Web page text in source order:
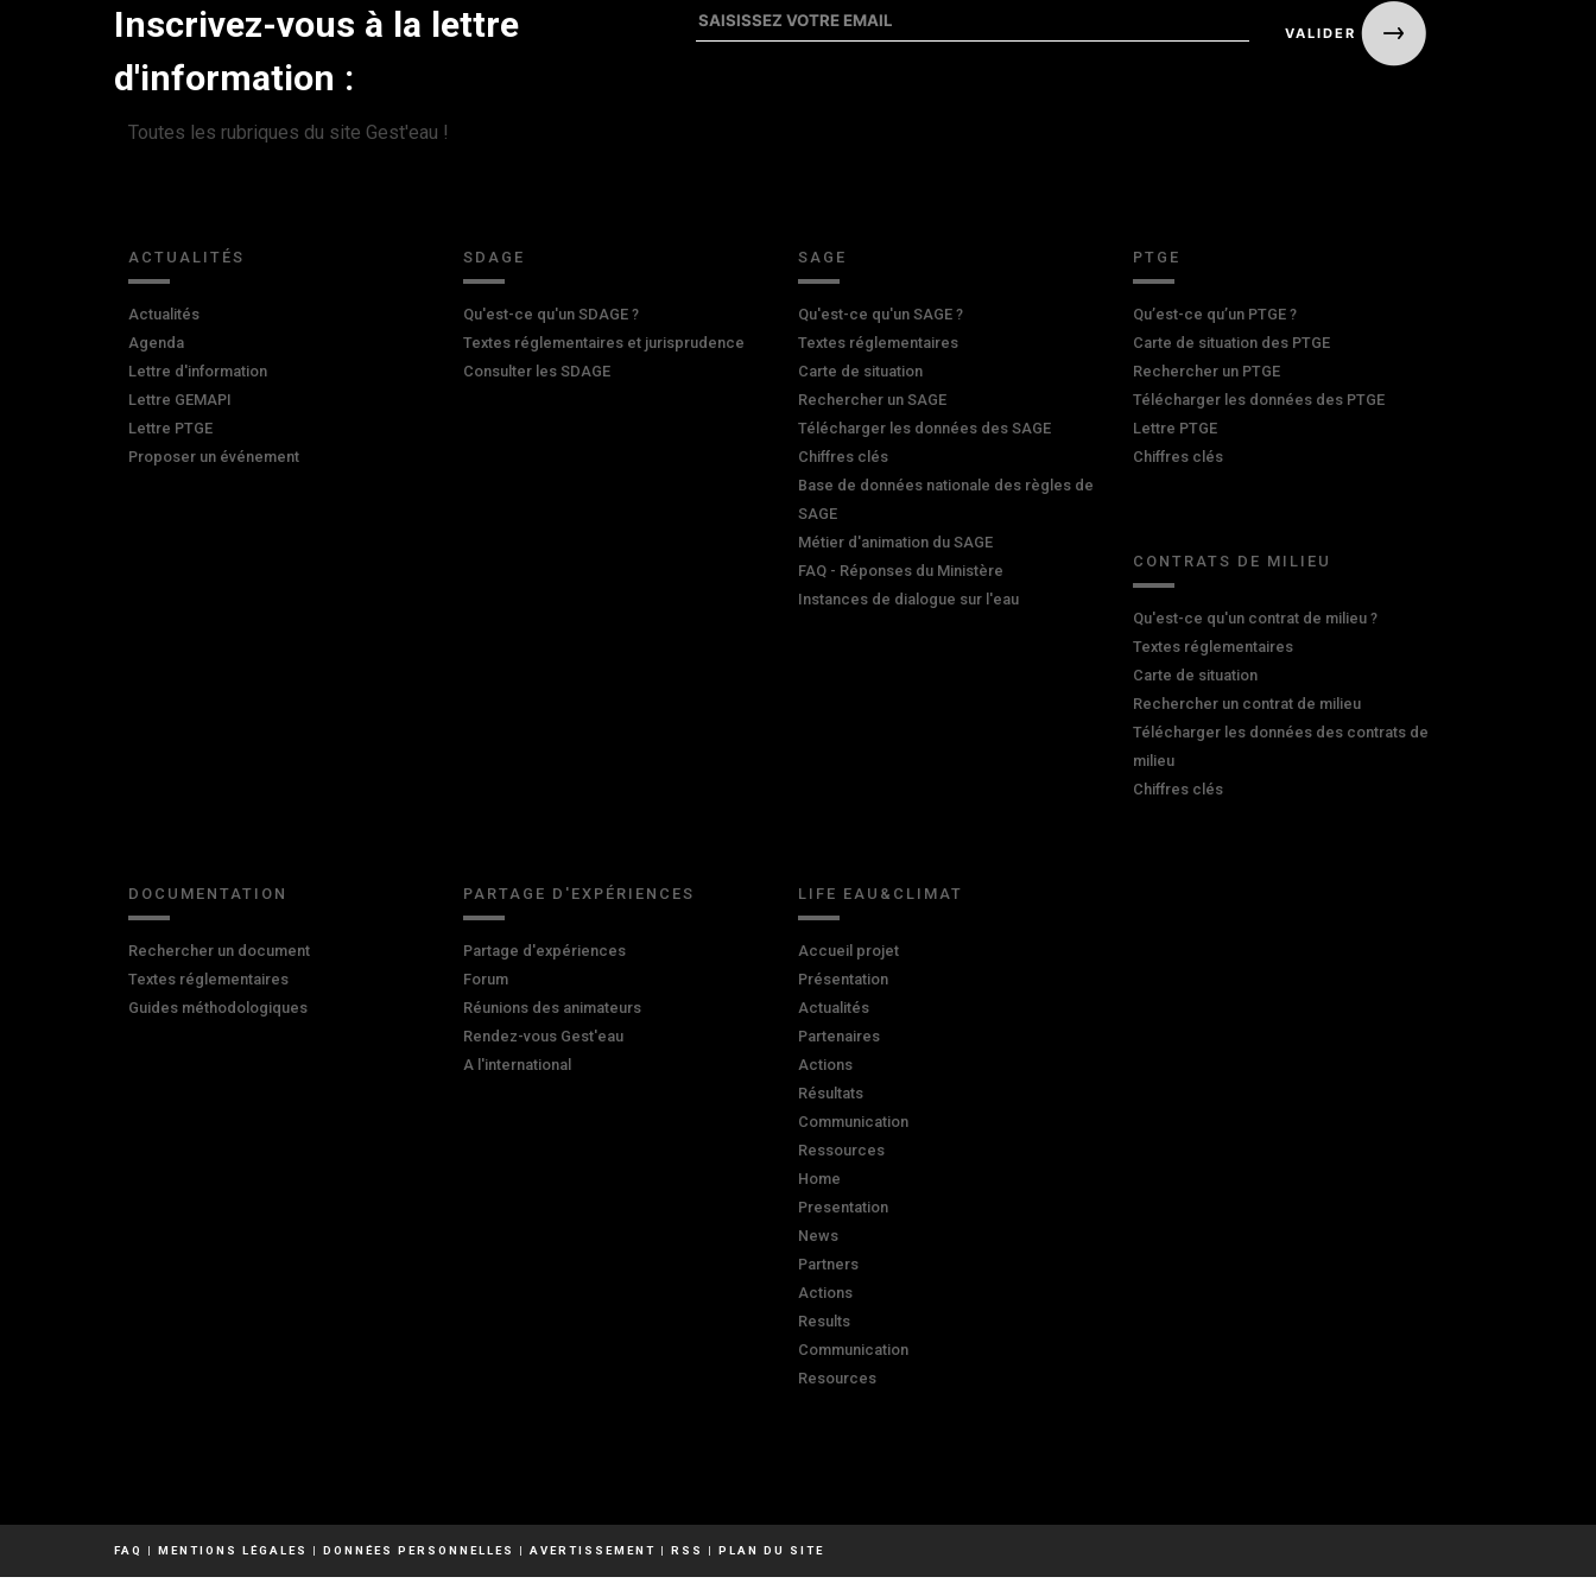
Inscrivez-vous à la lettre
d'information :
Toutes les rubriques du site Gest'eau !
ACTUALITÉS
Actualités
Agenda
Lettre d'information
Lettre GEMAPI
Lettre PTGE
Proposer un événement
SDAGE
Qu'est-ce qu'un SDAGE ?
Textes réglementaires et jurisprudence
Consulter les SDAGE
SAGE
Qu'est-ce qu'un SAGE ?
Textes réglementaires
Carte de situation
Rechercher un SAGE
Télécharger les données des SAGE
Chiffres clés
Base de données nationale des règles de
SAGE
Métier d'animation du SAGE
FAQ - Réponses du Ministère
Instances de dialogue sur l'eau
PTGE
Qu’est-ce qu’un PTGE ?
Carte de situation des PTGE
Rechercher un PTGE
Télécharger les données des PTGE
Lettre PTGE
Chiffres clés
CONTRATS DE MILIEU
Qu'est-ce qu'un contrat de milieu ?
Textes réglementaires
Carte de situation
Rechercher un contrat de milieu
Télécharger les données des contrats de
milieu
Chiffres clés
DOCUMENTATION
Rechercher un document
Textes réglementaires
Guides méthodologiques
PARTAGE D'EXPÉRIENCES
Partage d'expériences
Forum
Réunions des animateurs
Rendez-vous Gest'eau
A l'international
LIFE EAU&CLIMAT
Accueil projet
Présentation
Actualités
Partenaires
Actions
Résultats
Communication
Ressources
Home
Presentation
News
Partners
Actions
Results
Communication
Resources
FAQ MENTIONS LÉGALES DONNÉES PERSONNELLES AVERTISSEMENT RSS PLAN DU SITE